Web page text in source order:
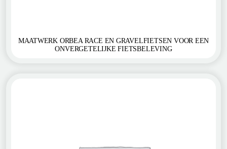
MAATWERK ORBEA RACE EN GRAVELFIETSEN VOOR EEN
ONVERGETELIJKE FIETSBELEVING